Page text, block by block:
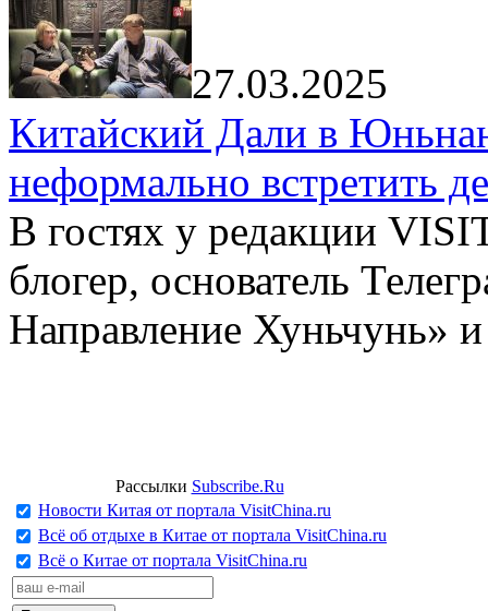
27.03.2025
Китайский Дали в
неформально встретить
В гостях у редакции
блогер, основатель
Направление Хуньчунь»
Рассылки Subscribe.Ru
Новости Китая от портала VisitChina.ru
Всё об отдыхе в Китае от портала VisitChina.ru
Всё о Китае от портала VisitChina.ru